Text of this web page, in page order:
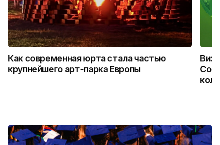
Как современная юрта стала частью
крупнейшего арт-парка Европы